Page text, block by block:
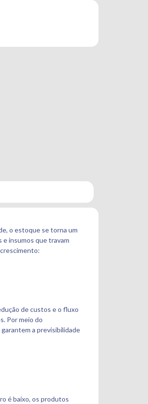
o estoque se torna um
e insumos que travam
de custos e o fluxo
Por meio do
a previsibilidade
é baixo, os produtos